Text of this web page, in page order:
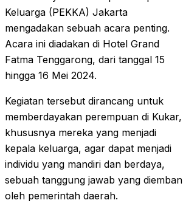
Keluarga (PEKKA) Jakarta
mengadakan sebuah acara penting.
Acara ini diadakan di Hotel Grand
Fatma Tenggarong, dari tanggal 15
hingga 16 Mei 2024.
Kegiatan tersebut dirancang untuk
memberdayakan perempuan di Kukar,
khususnya mereka yang menjadi
kepala keluarga, agar dapat menjadi
individu yang mandiri dan berdaya,
sebuah tanggung jawab yang diemban
oleh pemerintah daerah.